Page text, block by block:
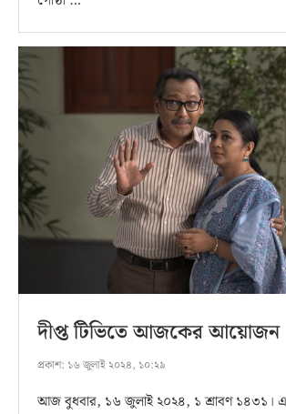
দীপ্ত টিভিতে আজকের আয়োজন
প্রকাশ: ১৬ জুলাই ২০২৪, ১০:২৯
আজ বুধবার, ১৬ জুলাই ২০২৪, ১ শ্রাবণ ১৪৩১।